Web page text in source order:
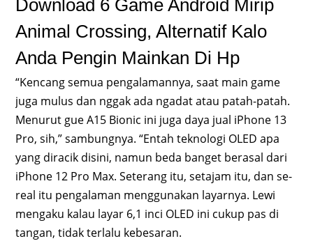
Download 6 Game Android Mirip
Animal Crossing, Alternatif Kalo
Anda Pengin Mainkan Di Hp
“Kencang semua pengalamannya, saat main game
juga mulus dan nggak ada ngadat atau patah-patah.
Menurut gue A15 Bionic ini juga daya jual iPhone 13
Pro, sih,” sambungnya. “Entah teknologi OLED apa
yang diracik disini, namun beda banget berasal dari
iPhone 12 Pro Max. Seterang itu, setajam itu, dan se-
real itu pengalaman menggunakan layarnya. Lewi
mengaku kalau layar 6,1 inci OLED ini cukup pas di
tangan, tidak terlalu kebesaran.